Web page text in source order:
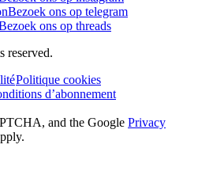
Bezoek ons op telegram
ons op threads
reserved.
Politique cookies
d’abonnement
and the Google Privacy